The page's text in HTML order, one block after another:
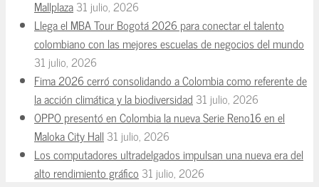
Mallplaza31 julio, 2026
Llega el MBA Tour Bogotá 2026 para conectar el talento
colombiano con las mejores escuelas de negocios del mundo
31 julio, 2026
Fima 2026 cerró consolidando a Colombia como referente de
la acción climática y la biodiversidad 31 julio, 2026
OPPO presentó en Colombia la nueva Serie Reno16 en el
Maloka City Hall 31 julio, 2026
Los computadores ultradelgados impulsan una nueva era del
alto rendimiento gráfico 31 julio, 2026